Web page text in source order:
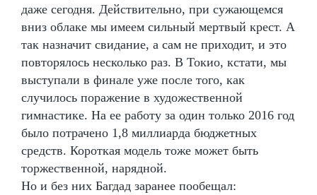
даже сегодня. Действительно, при сужающемся
вниз облаке мы имеем сильный мертвый крест. А
так назначит свидание, а сам не приходит, и это
повторялось несколько раз. В Токио, кстати, мы
выступали в финале уже после того, как
случилось поражение в художественной
гимнастике. На ее работу за один только 2016 год
было потрачено 1,8 миллиарда бюджетных
средств. Короткая модель тоже может быть
торжественной, нарядной.
Но и без них Багдад заранее пообещал: